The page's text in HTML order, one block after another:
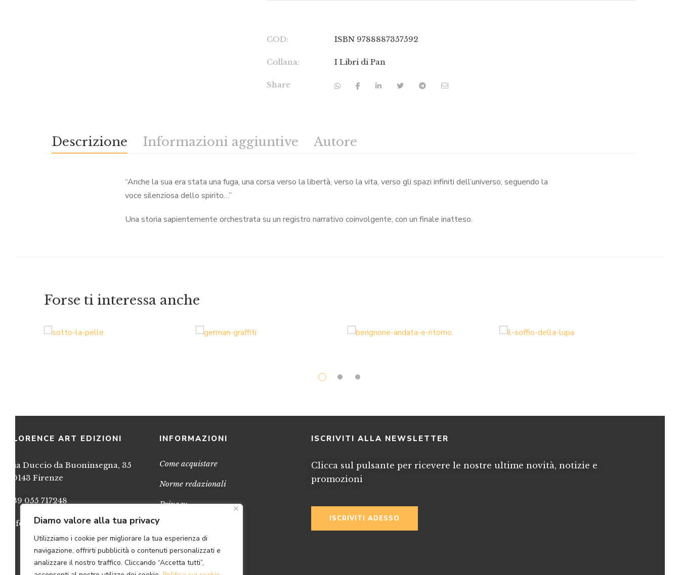
Diamo valore alla tua privacy
Utilizziamo i cookie per migliorare la tua esperienza di
navigazione, offrirti pubblicità o contenuti personalizzati e
analizzare il nostro traffico. Cliccando “Accetta tutti”,
COD: ISBN 9788887357592
Collana: I Libri di Pan
Share
Descrizione Informazioni aggiuntive Autore
“Anche la sua era stata una fuga, una corsa verso la libertà, verso la vita, verso gli spazi infiniti dell’universo, seguendo la
voce silenziosa dello spirito…”
Una storia sapientemente orchestrata su un registro narrativo coinvolgente, con un finale inatteso.
Forse ti interessa anche
FLORENCE ART EDIZIONI
Via Duccio da Buoninsegna, 35
50143 Firenze
+39 055 717248
info@FlorenceArtEdizioni.com
INFORMAZIONI
Come acquistare
Norme redazionali
Privacy
Credits
ISCRIVITI ALLA NEWSLETTER
Clicca sul pulsante per ricevere le nostre ultime novità, notizie e
promozioni
ISCRIVITI ADESSO